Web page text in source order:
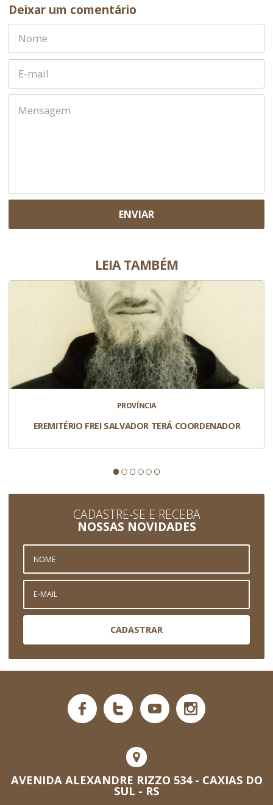
Deixar um comentário
ENVIAR
LEIA TAMBÉM
PROVÍNCIA
EREMITÉRIO FREI SALVADOR TERÁ COORDENADOR
CADASTRE-SE E RECEBA
NOSSAS NOVIDADES
CADASTRAR
AVENIDA ALEXANDRE RIZZO 534 - CAXIAS DO
SUL - RS